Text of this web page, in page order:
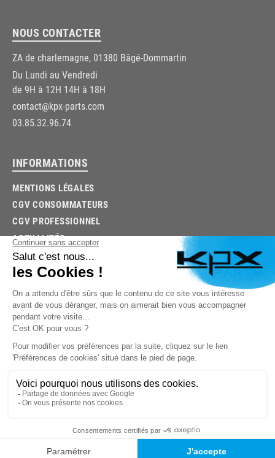
03.85.32.96.74
© 2026 -KPX PARTS- SITE CRÉÉ PARLET'S CLIC
NOUS CONTACTER
ZA de charlemagne, 01380 Bâgé-Dommartin
Du Lundi au Vendredi
de 9H à 12H 14H à 18H
contact@kpx-parts.com
03.85.32.96.74
INFORMATIONS
MENTIONS LÉGALES
CGV CONSOMMATEURS
CGV PROFESSIONNEL
ACTUALITÉS
TROUVEZ LA BONNE PIÈCE RAPIDEMENT
03.85.32.96.74